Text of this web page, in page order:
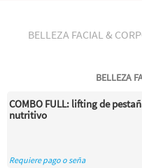
BELLEZA FACIAL &
BELLEZA
COMBO FULL: lifting de
nutritivo
Requiere pago o seña